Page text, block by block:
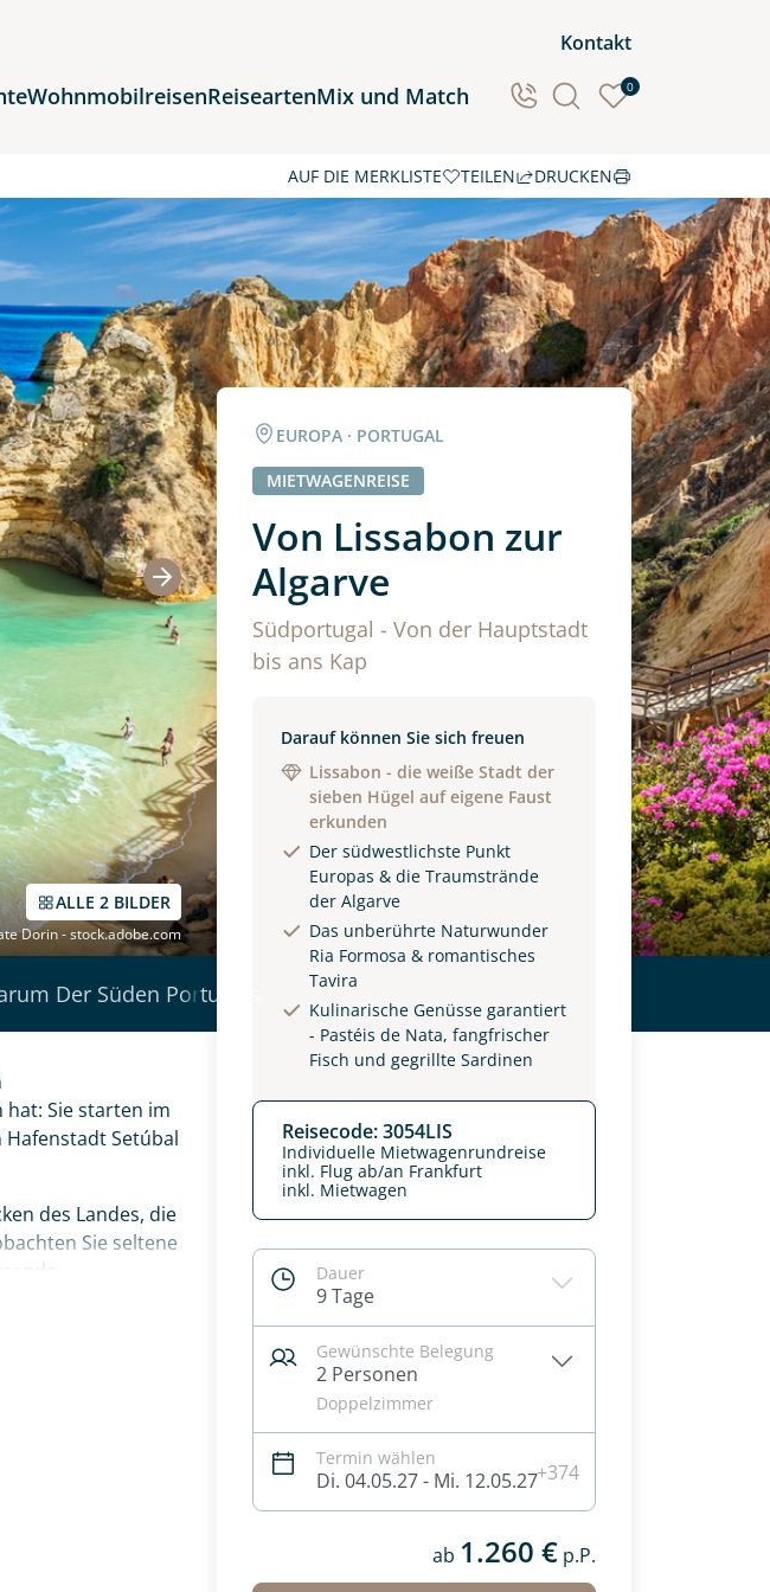
Kontakt
WohnmobilreisenReiseartenMix und Match 0
Afrika
Asien
Europa
Nordamerika
Ozeanien
Südamerika
AUF DIE MERKLISTE TEILEN DRUCKEN
ALLE 2 BILDER
Dorin - stock.adobe.com
Der Süden Portugals
EUROPA · PORTUGAL
MIETWAGENREISE
Von Lissabon zur
Algarve
Südportugal - Von der Hauptstadt
bis ans Kap
Darauf können Sie sich freuen
Lissabon - die weiße Stadt der
sieben Hügel auf eigene Faust
erkunden
Der südwestlichste Punkt
Europas & die Traumstrände
der Algarve
Das unberührte Naturwunder
Ria Formosa & romantisches
Tavira
Kulinarische Genüsse garantiert
- Pastéis de Nata, fangfrischer
Fisch und gegrillte Sardinen
Reisecode: 3054LIS
Individuelle Mietwagenrundreise
inkl. Flug ab/an Frankfurt
inkl. Mietwagen
Dauer
9 Tage
Gewünschte Belegung
2 Personen
Doppelzimmer
Termin wählen
Di. 04.05.27 - Mi. 12.05.27+374
ab 1.260 € p.P.
hat: Sie starten im
Setúbal
des Landes, die
Sie seltene
Abenteuer